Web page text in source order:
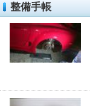
整備手帳